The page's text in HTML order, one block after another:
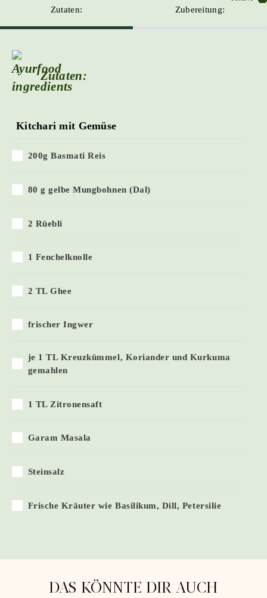
Zutaten: Zubereitung:
Zutaten:
Kitchari mit Gemüse
200g Basmati Reis
80 g gelbe Mungbohnen (Dal)
2 Rüebli
1 Fenchelknolle
2 TL Ghee
frischer Ingwer
je 1 TL Kreuzkümmel, Koriander und Kurkuma
gemahlen
1 TL Zitronensaft
Garam Masala
Steinsalz
Frische Kräuter wie Basilikum, Dill, Petersilie
DAS KÖNNTE DIR AUCH